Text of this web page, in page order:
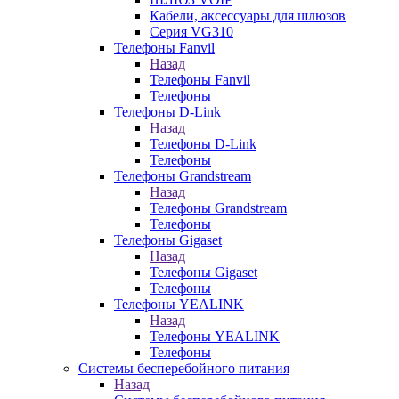
Кабели, аксессуары для шлюзов
Серия VG310
Телефоны Fanvil
Назад
Телефоны Fanvil
Телефоны
Телефоны D-Link
Назад
Телефоны D-Link
Телефоны
Телефоны Grandstream
Назад
Телефоны Grandstream
Телефоны
Телефоны Gigaset
Назад
Телефоны Gigaset
Телефоны
Телефоны YEALINK
Назад
Телефоны YEALINK
Телефоны
Системы бесперебойного питания
Назад